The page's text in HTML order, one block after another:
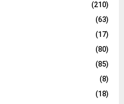
(210)
(63)
(17)
(80)
(85)
(8)
(18)